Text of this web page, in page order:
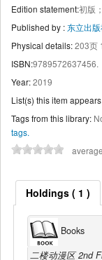
Edition statement:初版
Published by :东立出
Physical details:203页
ISBN:9789572637456.
Year:2019
List(s) this item
Tags from this library:
tags.
Holdings ( 1 )
Books
二楼动漫区 2nd